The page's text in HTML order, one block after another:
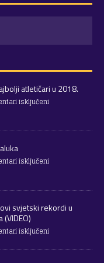
atletičari u 2018.
isključeni
isključeni
svjetski rekordi u
isključeni